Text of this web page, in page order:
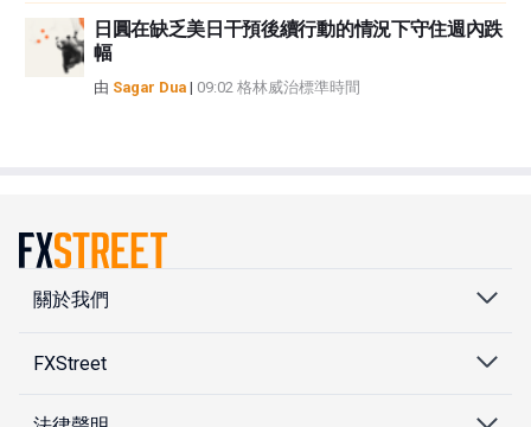
日圓在缺乏美日干預後續行動的情況下守住週內跌
幅
由 Sagar Dua | 09:02 格林威治標準時間
關於我們
FXStreet